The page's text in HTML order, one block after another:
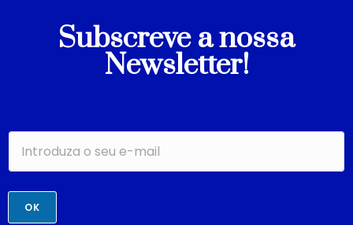
Subscreve a nossa
Newsletter!
OK